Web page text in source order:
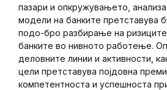
пазари и опкружувањето,
модели на банките претставува
подо-бро разбирање на
банките во нивното работење.
деловните линии и активности,
цели претставува појдовна
компетентноста и успешноста